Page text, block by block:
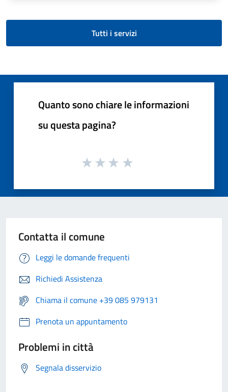
Tutti i servizi
Quanto sono chiare le informazioni
su questa pagina?
Contatta il comune
Leggi le domande frequenti
Richiedi Assistenza
Chiama il comune +39 085 979131
Prenota un appuntamento
Problemi in città
Segnala disservizio